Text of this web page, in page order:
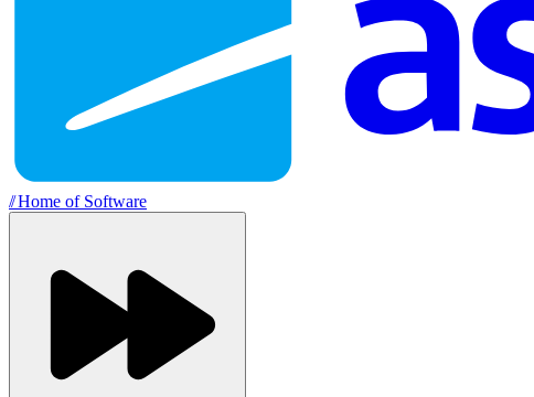
//Home of Software